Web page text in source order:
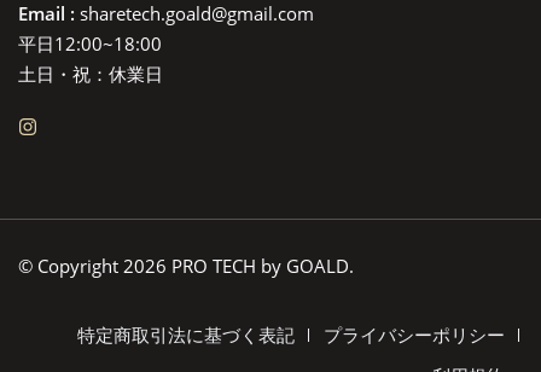
Email : sharetech.goald@gmail.com
平日12:00~18:00
土日・祝：休業日
© Copyright 2026 PRO TECH by GOALD.
特定商取引法に基づく表記
プライバシーポリシー